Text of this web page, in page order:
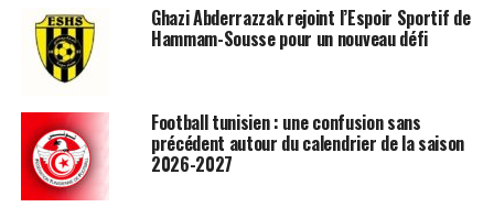
Ghazi Abderrazzak rejoint l’Espoir Sportif de
Hammam-Sousse pour un nouveau défi
Football tunisien : une confusion sans
précédent autour du calendrier de la saison
2026-2027